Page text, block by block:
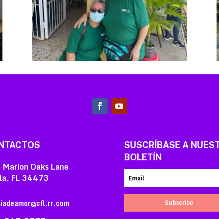
Oaks Lane
FL 34473
SUSCRÍBASE A
BOLETÍN
Subscribe